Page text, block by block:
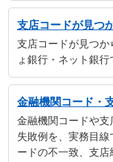
支店コードが見つ
支店コードが見つか
ょ銀行・ネット銀
金融機関コード・
金融機関コードや
失敗例を、実務目
ードの不一致、支